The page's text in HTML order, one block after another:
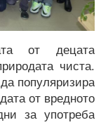
от децата
чиста.
популяризира
от вредното
за употреба